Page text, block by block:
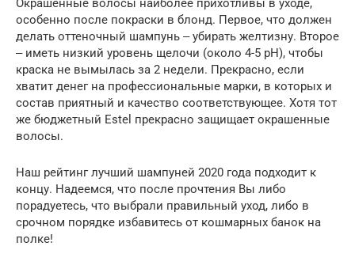
Окрашенные волосы наиболее прихотливы в уходе,
особенно после покраски в блонд. Первое, что должен
делать оттеночный шампунь ‒ убирать желтизну. Второе
‒ иметь низкий уровень щелочи (около 4-5 pH), чтобы
краска не вымылась за 2 недели. Прекрасно, если
хватит денег на профессиональные марки, в которых и
состав приятный и качество соответствующее. Хотя тот
же бюджетный Estel прекрасно защищает окрашенные
волосы.
Наш рейтинг лучший шампуней 2020 года подходит к
концу. Надеемся, что после прочтения Вы либо
порадуетесь, что выбрали правильный уход, либо в
срочном порядке избавитесь от кошмарных банок на
полке!